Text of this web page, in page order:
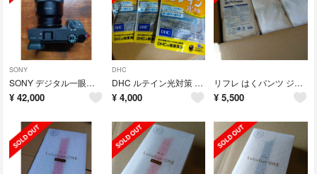
SONY
SONY デジタル一眼カメラ Eマウント用レンズ PZ18-105F4 G …
¥ 42,000
DHC
DHC ルテイン光対策 60日分(60粒) ３個セット
¥ 4,000
リフレ はくパンツ ジュニア SSサイズ おむつ (36枚入) ３パック
¥ 5,500